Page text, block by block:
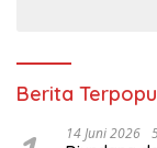
Berita
14 Juni 2026